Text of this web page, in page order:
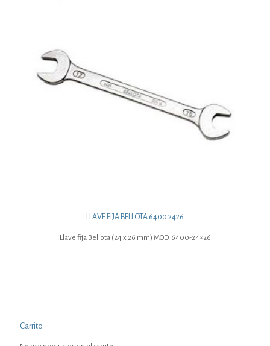
LLAVE FIJA BELLOTA 6400 2426
Llave fija Bellota (24 x 26 mm) MOD. 6400-24×26
Carrito